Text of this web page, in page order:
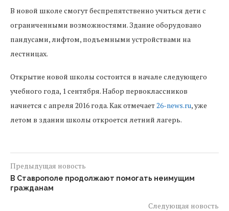
В новой школе смогут беспрепятственно учиться дети с
ограниченными возможностями. Здание оборудовано
пандусами, лифтом, подъемными устройствами на
лестницах.
Открытие новой школы состоится в начале следующего
учебного года, 1 сентября. Набор первоклассников
начнется с апреля 2016 года. Как отмечает26-news.ru, уже
летом в здании школы откроется летний лагерь.
Предыдущая новость
В Ставрополе продолжают помогать неимущим
гражданам
Следующая новость